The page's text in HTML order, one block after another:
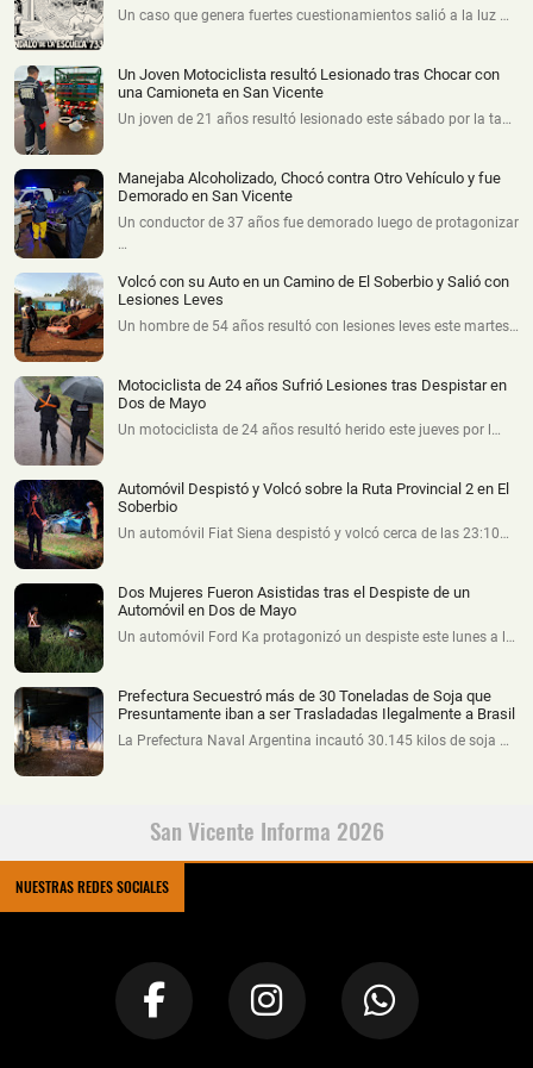
Un caso que genera fuertes cuestionamientos salió a la luz …
Un Joven Motociclista resultó Lesionado tras Chocar con
una Camioneta en San Vicente
Un joven de 21 años resultó lesionado este sábado por la ta…
Manejaba Alcoholizado, Chocó contra Otro Vehículo y fue
Demorado en San Vicente
Un conductor de 37 años fue demorado luego de protagonizar
…
Volcó con su Auto en un Camino de El Soberbio y Salió con
Lesiones Leves
Un hombre de 54 años resultó con lesiones leves este martes…
Motociclista de 24 años Sufrió Lesiones tras Despistar en
Dos de Mayo
Un motociclista de 24 años resultó herido este jueves por l…
Automóvil Despistó y Volcó sobre la Ruta Provincial 2 en El
Soberbio
Un automóvil Fiat Siena despistó y volcó cerca de las 23:10…
Dos Mujeres Fueron Asistidas tras el Despiste de un
Automóvil en Dos de Mayo
Un automóvil Ford Ka protagonizó un despiste este lunes a l…
Prefectura Secuestró más de 30 Toneladas de Soja que
Presuntamente iban a ser Trasladadas Ilegalmente a Brasil
La Prefectura Naval Argentina incautó 30.145 kilos de soja …
San Vicente Informa 2026
NUESTRAS REDES SOCIALES